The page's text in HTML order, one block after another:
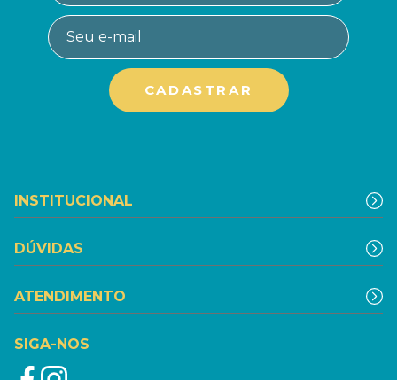
INSTITUCIONAL
DÚVIDAS
ATENDIMENTO
SIGA-NOS